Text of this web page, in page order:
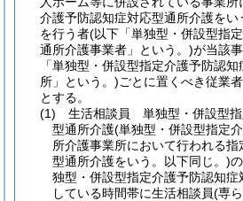
介護予防認知症対応型通所介護をい
を行う者(以下「単独型・併設型指
通所介護事業者」という。)が当該
「単独型・併設型指定介護予防認
所」という。)ごとに置くべき従業
とする。
(1)
生活相談員 単独型・併設型
型通所介護(単独型・併設型指定
所介護事業所において行われる
型通所介護をいう。以下同じ。)
独型・併設型指定介護予防認知
している時間帯に生活相談員(専